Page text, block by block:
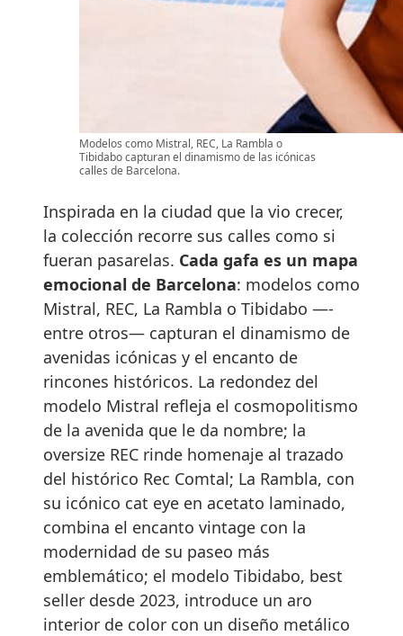
Modelos como Mistral, REC, La Rambla o
Tibidabo capturan el dinamismo de las icónicas
calles de Barcelona.
Inspirada en la ciudad que la vio crecer,
la colección recorre sus calles como si
fueran pasarelas. Cada gafa es un mapa
emocional de Barcelona: modelos como
Mistral, REC, La Rambla o Tibidabo —-
entre otros— capturan el dinamismo de
avenidas icónicas y el encanto de
rincones históricos. La redondez del
modelo Mistral refleja el cosmopolitismo
de la avenida que le da nombre; la
oversize REC rinde homenaje al trazado
del histórico Rec Comtal; La Rambla, con
su icónico cat eye en acetato laminado,
combina el encanto vintage con la
modernidad de su paseo más
emblemático; el modelo Tibidabo, best
seller desde 2023, introduce un aro
interior de color con un diseño metálico